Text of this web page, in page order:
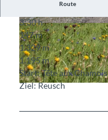
© Berner Wanderwege
© Berner Wanderwege
Route
3:30 h
147 m
1.329 m
1.195 m
Start: Tête aux Chamois
Ziel: Reusch